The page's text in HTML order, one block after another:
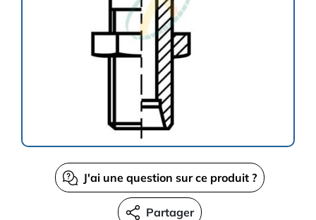
J'ai une question sur ce produit ?
Partager